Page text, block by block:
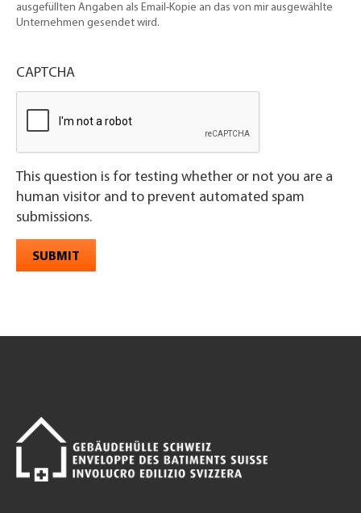
ausgefüllten Angaben als Email-Kopie an das von mir ausgewählte
Unternehmen gesendet wird.
CAPTCHA
This question is for testing whether or not you are a
human visitor and to prevent automated spam
submissions.
SUBMIT